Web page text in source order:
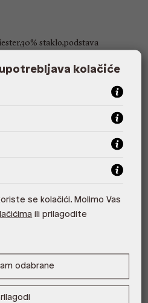
staklo,podstava
za nošenje u ruci ili na
remen u obliku
kolačiće
se kolačići. Molimo Vas
ili prilagodite
odabrane